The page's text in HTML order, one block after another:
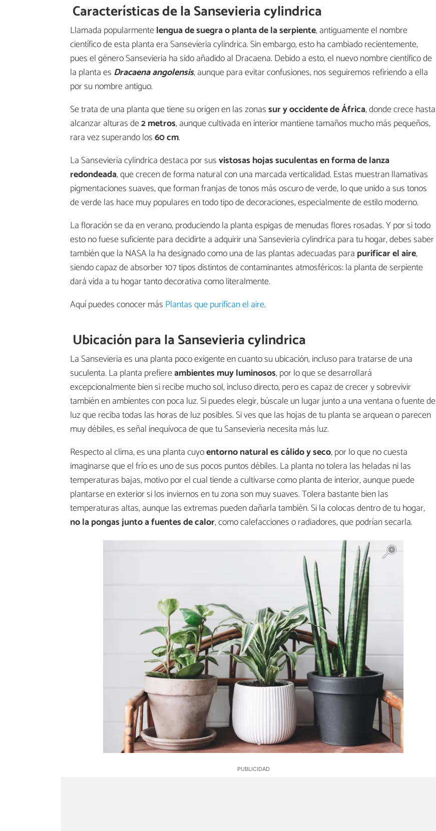
Características de la Sansevieria cylindrica
Llamada popularmentelengua de suegra o planta de la serpiente, antiguamente el nombre
científico de esta planta era Sansevieria cylindrica. Sin embargo, esto ha cambiado recientemente,
pues el género Sansevieria ha sido añadido al Dracaena. Debido a esto, el nuevo nombre científico de
la planta es Dracaena angolensis, aunque para evitar confusiones, nos seguiremos refiriendo a ella
por su nombre antiguo.
Se trata de una planta que tiene su origen en las zonassur y occidente de África, donde crece hasta
alcanzar alturas de2 metros, aunque cultivada en interior mantiene tamaños mucho más pequeños,
rara vez superando los60 cm.
La Sansevieria cylindrica destaca por susvistosas hojas suculentas en forma de lanza
redondeada, que crecen de forma natural con una marcada verticalidad. Estas muestran llamativas
pigmentaciones suaves, que forman franjas de tonos más oscuro de verde, lo que unido a sus tonos
de verde las hace muy populares en todo tipo de decoraciones, especialmente de estilo moderno.
La floración se da en verano, produciendo la planta espigas de menudas flores rosadas. Y por si todo
esto no fuese suficiente para decidirte a adquirir una Sansevieria cylindrica para tu hogar, debes saber
también que la NASA la ha designado como una de las plantas adecuadas para purificar el aire,
siendo capaz de absorber 107 tipos distintos de contaminantes atmosféricos: la planta de serpiente
dará vida a tu hogar tanto decorativa como literalmente.
Aquí puedes conocer más Plantas que purifican el aire.
Ubicación para la Sansevieria cylindrica
La Sansevieria es una planta poco exigente en cuanto su ubicación, incluso para tratarse de una
suculenta. La planta prefiereambientes muy luminosos, por lo que se desarrollará
excepcionalmente bien si recibe mucho sol, incluso directo, pero es capaz de crecer y sobrevivir
también en ambientes con poca luz. Si puedes elegir, búscale un lugar junto a una ventana o fuente de
luz que reciba todas las horas de luz posibles. Si ves que las hojas de tu planta se arquean o parecen
muy débiles, es señal inequívoca de que tu Sansevieria necesita más luz.
Respecto al clima, es una planta cuyoentorno natural es cálido y seco, por lo que no cuesta
imaginarse que el frío es uno de sus pocos puntos débiles. La planta no tolera las heladas ni las
temperaturas bajas, motivo por el cual tiende a cultivarse como planta de interior, aunque puede
plantarse en exterior si los inviernos en tu zona son muy suaves. Tolera bastante bien las
temperaturas altas, aunque las extremas pueden dañarla también. Si la colocas dentro de tu hogar,
no la pongas junto a fuentes de calor, como calefacciones o radiadores, que podrían secarla.